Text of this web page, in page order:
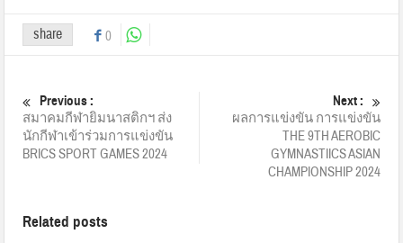
share 0
Previous :
สมาคมกีฬายิมนาสติกฯ ส่ง
นักกีฬาเข้าร่วมการแข่งขัน
BRICS SPORT GAMES 2024
Next :
ผลการแข่งขัน การแข่งขัน
THE 9TH AEROBIC
GYMNASTIICS ASIAN
CHAMPIONSHIP 2024
Related posts